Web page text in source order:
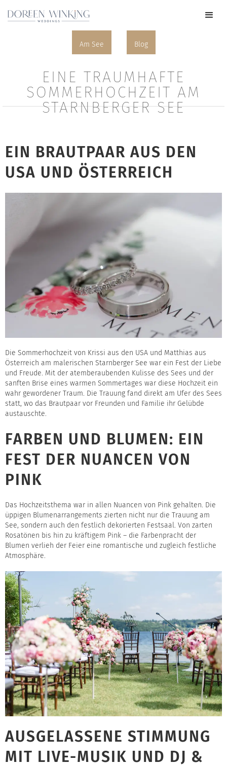
Am See Blog
EINE TRAUMHAFTE
SOMMERHOCHZEIT AM
STARNBERGER SEE
EIN BRAUTPAAR AUS DEN
USA UND ÖSTERREICH
Die Sommerhochzeit von Krissi aus den USA und Matthias aus
Österreich am malerischen Starnberger See war ein Fest der Liebe
und Freude. Mit der atemberaubenden Kulisse des Sees und der
sanften Brise eines warmen Sommertages war diese Hochzeit ein
wahr gewordener Traum. Die Trauung fand direkt am Ufer des Sees
statt, wo das Brautpaar vor Freunden und Familie ihr Gelübde
austauschte.
FARBEN UND BLUMEN: EIN
FEST DER NUANCEN VON
PINK
Das Hochzeitsthema war in allen Nuancen von Pink gehalten. Die
üppigen Blumenarrangements zierten nicht nur die Trauung am
See, sondern auch den festlich dekorierten Festsaal. Von zarten
Rosatönen bis hin zu kräftigem Pink – die Farbenpracht der
Blumen verlieh der Feier eine romantische und zugleich festliche
Atmosphäre.
AUSGELASSENE STIMMUNG
MIT LIVE-MUSIK UND DJ &